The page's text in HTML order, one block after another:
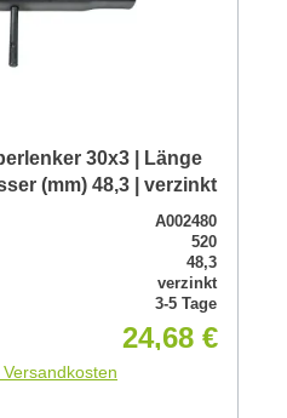
30x3 | Länge
(mm) 48,3 | verzinkt
A002480
520
48,3
verzinkt
3-5 Tage
24,68 €